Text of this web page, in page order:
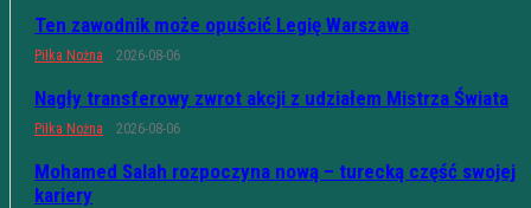
Ten zawodnik może opuścić Legię Warszawa
Piłka Nożna 2026-08-06
Nagły transferowy zwrot akcji z udziałem Mistrza Świata
Piłka Nożna 2026-08-06
Mohamed Salah rozpoczyna nową – turecką część swojej
kariery